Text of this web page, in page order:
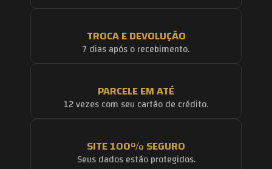
TROCA E DEVOLUÇÃO
7 dias após o recebimento.
PARCELE EM ATÉ
12 vezes com seu cartão de crédito.
SITE 100% SEGURO
Seus dados estão protegidos.